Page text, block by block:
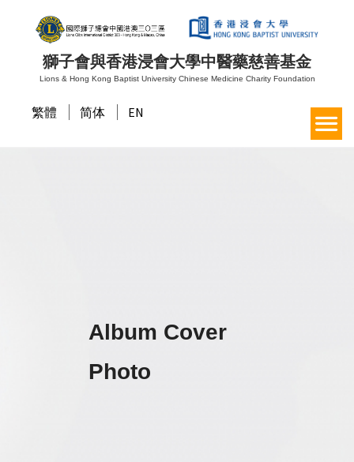
獅子會與香港浸會大學中醫藥慈善基金
Lions & Hong Kong Baptist University Chinese Medicine Charity Foundation
繁體 简体 EN
Album Cover
Photo